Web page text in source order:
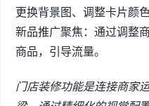
更换背景图、调整卡片颜
新品推广聚焦：通过调整
商品，引导流量。
门店装修功能是连接商家